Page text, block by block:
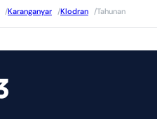
/Karanganyar /Klodran /Tahunan